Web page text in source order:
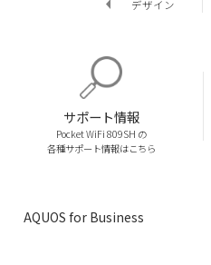
デザイン
サポート情報
Pocket WiFi 809SH の
各種サポート情報はこちら
AQUOS for Business